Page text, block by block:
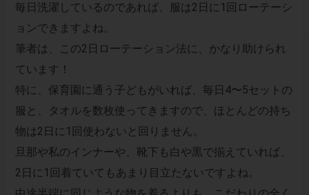
毎日洗濯しているのであれば、服は2日に1回ローテーシ
ョンできますよね。
筆者は、この2日ローテーション法に、かなり助けられ
ています！
特に、保育園に通う子どもがいれば、毎日4〜5セットの
服と、タオルを数枚使ってきますので、ほとんどの持ち
物は2日に1回使わないと回りません。
旦那や私のインナーや、靴下も白や黒で揃えていれば、
2日に1回着ていてもあまり目立たないですよね。